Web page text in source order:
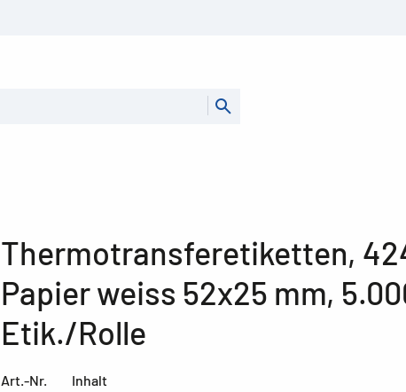
Thermotransferetiketten,
Papier weiss 52x25 mm,
Etik./Rolle
Art.-Nr.
Inhalt